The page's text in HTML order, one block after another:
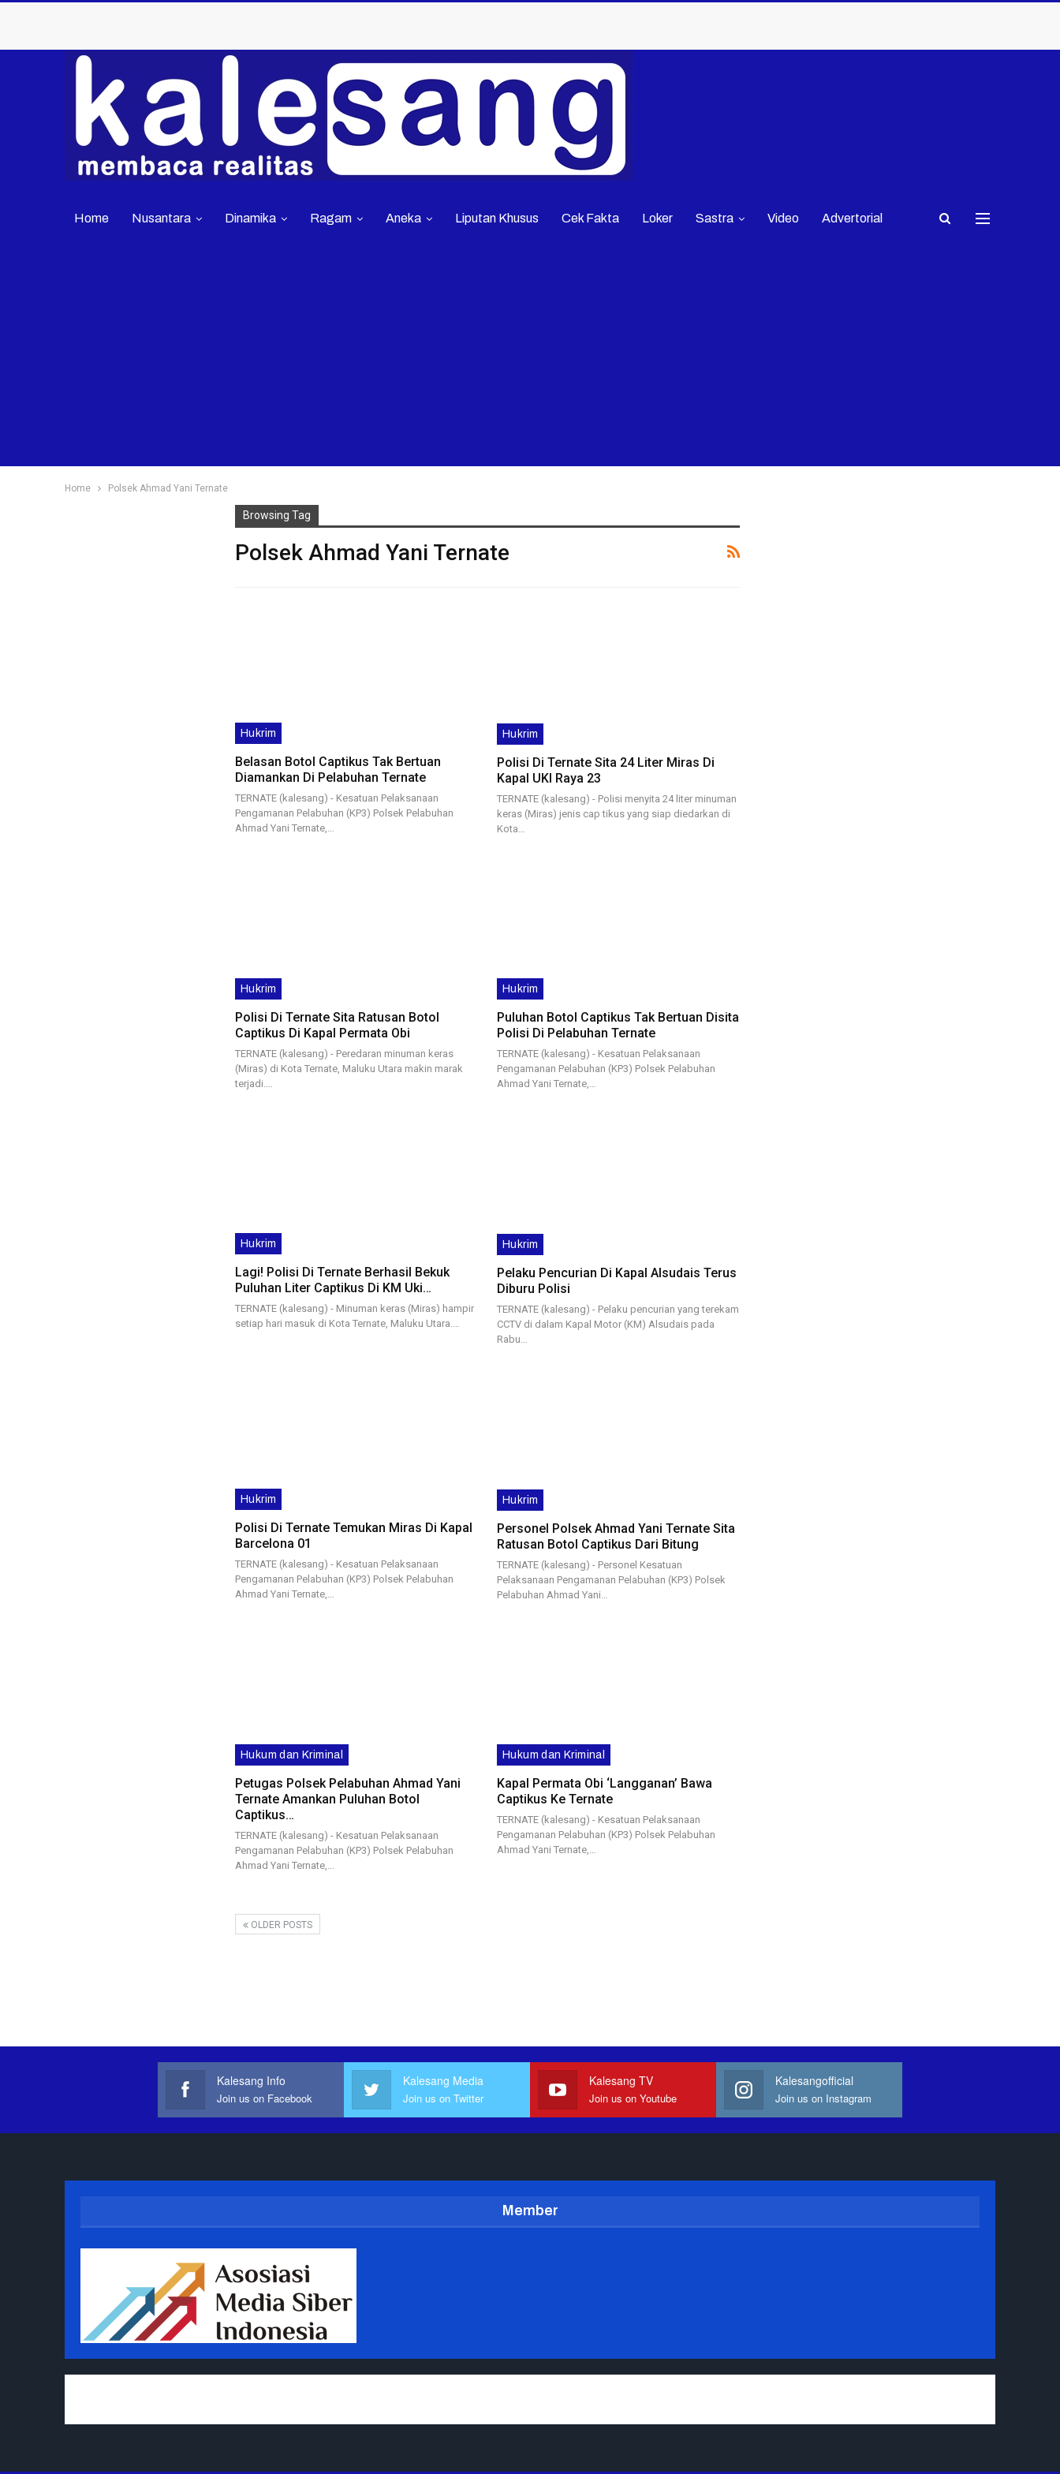
Home Nusantara Dinamika Ragam Aneka Liputan Khusus Cek Fakta Loker Sastra Video Advertorial
Home Polsek Ahmad Yani Ternate
Browsing Tag
Polsek Ahmad Yani Ternate
Hukrim
Belasan Botol Captikus Tak Bertuan
Diamankan Di Pelabuhan Ternate
TERNATE (kalesang) - Kesatuan Pelaksanaan
Pengamanan Pelabuhan (KP3) Polsek Pelabuhan
Ahmad Yani Ternate,…
Hukrim
Polisi Di Ternate Sita 24 Liter Miras Di
Kapal UKI Raya 23
TERNATE (kalesang) - Polisi menyita 24 liter minuman
keras (Miras) jenis cap tikus yang siap diedarkan di
Kota…
Hukrim
Polisi Di Ternate Sita Ratusan Botol
Captikus Di Kapal Permata Obi
TERNATE (kalesang) - Peredaran minuman keras
(Miras) di Kota Ternate, Maluku Utara makin marak
terjadi.…
Hukrim
Puluhan Botol Captikus Tak Bertuan Disita
Polisi Di Pelabuhan Ternate
TERNATE (kalesang) - Kesatuan Pelaksanaan
Pengamanan Pelabuhan (KP3) Polsek Pelabuhan
Ahmad Yani Ternate,…
Hukrim
Lagi! Polisi Di Ternate Berhasil Bekuk
Puluhan Liter Captikus Di KM Uki…
TERNATE (kalesang) - Minuman keras (Miras) hampir
setiap hari masuk di Kota Ternate, Maluku Utara.…
Hukrim
Pelaku Pencurian Di Kapal Alsudais Terus
Diburu Polisi
TERNATE (kalesang) - Pelaku pencurian yang terekam
CCTV di dalam Kapal Motor (KM) Alsudais pada
Rabu…
Hukrim
Polisi Di Ternate Temukan Miras Di Kapal
Barcelona 01
TERNATE (kalesang) - Kesatuan Pelaksanaan
Pengamanan Pelabuhan (KP3) Polsek Pelabuhan
Ahmad Yani Ternate,…
Hukrim
Personel Polsek Ahmad Yani Ternate Sita
Ratusan Botol Captikus Dari Bitung
TERNATE (kalesang) - Personel Kesatuan
Pelaksanaan Pengamanan Pelabuhan (KP3) Polsek
Pelabuhan Ahmad Yani…
Hukum dan Kriminal
Petugas Polsek Pelabuhan Ahmad Yani
Ternate Amankan Puluhan Botol
Captikus…
TERNATE (kalesang) - Kesatuan Pelaksanaan
Pengamanan Pelabuhan (KP3) Polsek Pelabuhan
Ahmad Yani Ternate,…
Hukum dan Kriminal
Kapal Permata Obi ‘Langganan’ Bawa
Captikus Ke Ternate
TERNATE (kalesang) - Kesatuan Pelaksanaan
Pengamanan Pelabuhan (KP3) Polsek Pelabuhan
Ahmad Yani Ternate,…
OLDER POSTS
Kalesang Info
Join us on Facebook
Kalesang Media
Join us on Twitter
Kalesang TV
Join us on Youtube
Kalesangofficial
Join us on Instagram
Member